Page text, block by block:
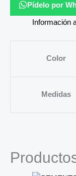
Pídelo por
Información
Color
Medidas